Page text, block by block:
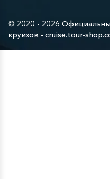
© 2020 - 2026
круизов - cruise.tour-